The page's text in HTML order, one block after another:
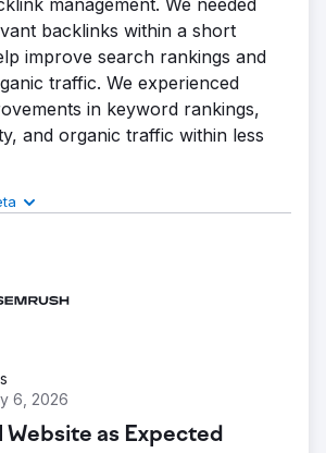
management. We needed
backlinks within a short
improve search rankings and
traffic. We experienced
in keyword rankings,
and organic traffic within less
de los resultados
proyecto por parte de la
to improve their website’s SEO
increase online visibility through
management. They needed
6, 2026
Website as Expected